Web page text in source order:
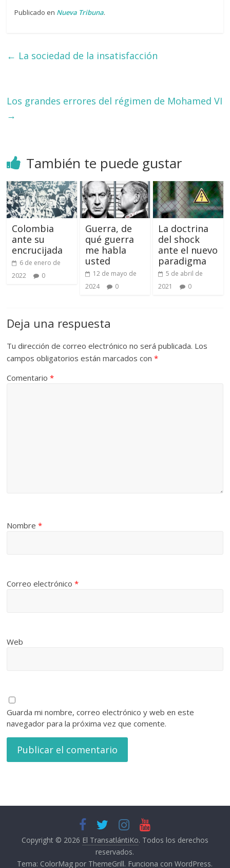
Publicado en Nueva Tribuna.
← La sociedad de la insatisfacción
Los grandes errores del régimen de Mohamed VI
→
También te puede gustar
Colombia
ante su
encrucijada
6 de enero de
2022
0
Guerra, de
qué guerra
me habla
usted
12 de mayo de
2024
0
La doctrina
del shock
ante el nuevo
paradigma
5 de abril de
2021
0
Deja una respuesta
Tu dirección de correo electrónico no será publicada. Los
campos obligatorios están marcados con*
Comentario*
Nombre*
Correo electrónico*
Web
Guarda mi nombre, correo electrónico y web en este
navegador para la próxima vez que comente.
Copyright © 2026 El TransatlántiKo. Todos los derechos
reservados.
Tema: ColorMag por ThemeGrill. Funciona conWordPress.